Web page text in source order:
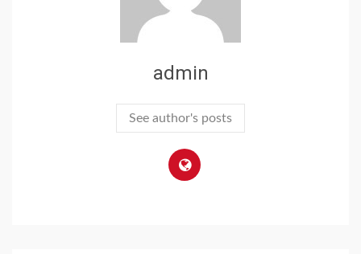
admin
See author's posts